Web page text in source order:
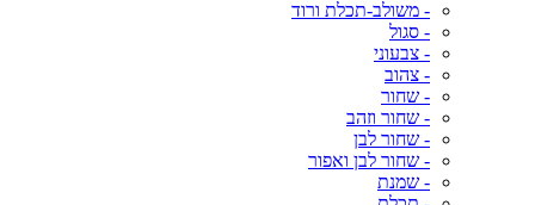
- משולב-תכלת ורוד
- סגול
- צבעוני
- צהוב
- שחור
- שחור וזהב
- שחור לבן
- שחור לבן ואפור
- שמנת